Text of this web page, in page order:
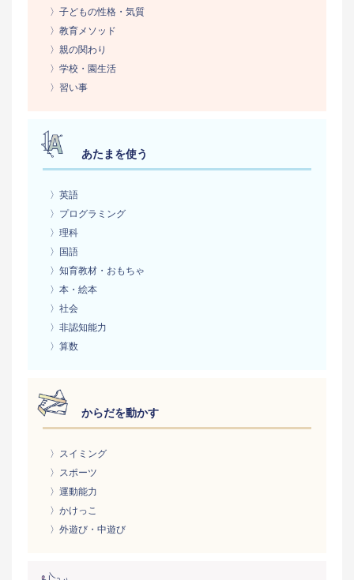
〉子どもの性格・気質
〉教育メソッド
〉親の関わり
〉学校・園生活
〉習い事
あたまを使う
〉英語
〉プログラミング
〉理科
〉国語
〉知育教材・おもちゃ
〉本・絵本
〉社会
〉非認知能力
〉算数
からだを動かす
〉スイミング
〉スポーツ
〉運動能力
〉かけっこ
〉外遊び・中遊び